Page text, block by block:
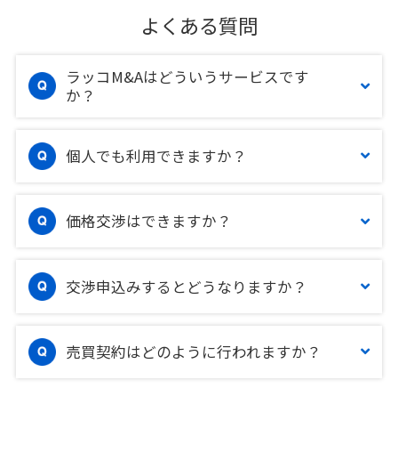
よくある質問
ラッコM&Aはどういうサービスです
か？
個人でも利用できますか？
価格交渉はできますか？
交渉申込みするとどうなりますか？
売買契約はどのように行われますか？